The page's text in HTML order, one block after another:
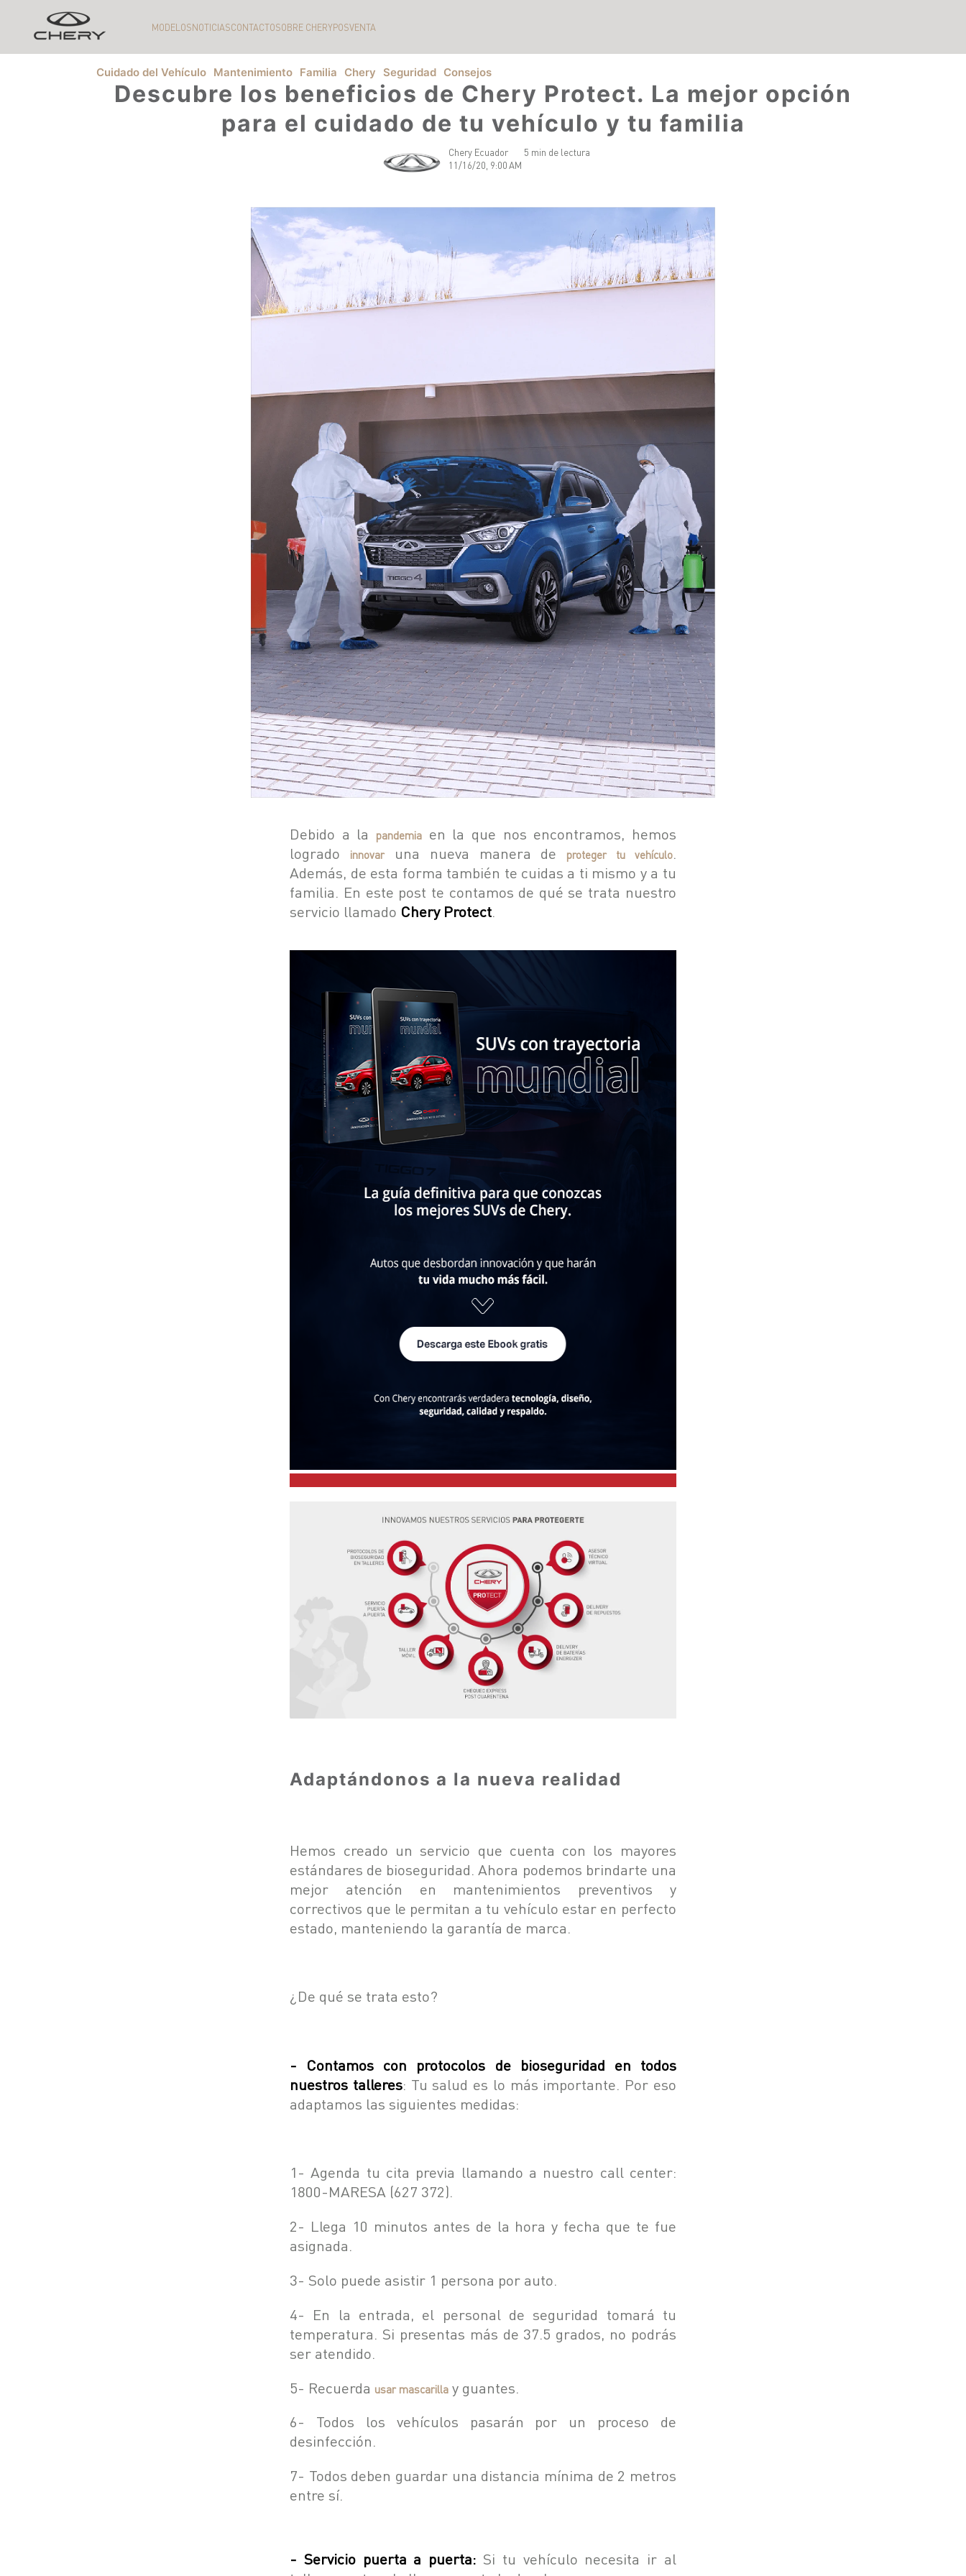
MODELOSNOTICIASCONTACTOSOBRE CHERYPOSVENTA
Cuidado del Vehículo Mantenimiento Familia Chery Seguridad Consejos
Descubre los beneficios de Chery Protect. La mejor opción
para el cuidado de tu vehículo y tu familia
Chery Ecuador
11/16/20, 9:00 AM
5 min de lectura
Debido a la pandemia en la que nos encontramos, hemos
logrado
innovaruna nueva manera de proteger tu vehículo.
Además, de esta forma también te cuidas a ti mismo y a tu
familia. En este post te contamos de qué se trata nuestro
servicio llamado Chery Protect.
Adaptándonos a la nueva realidad
Hemos creado un servicio que cuenta con los mayores
estándares de bioseguridad. Ahora podemos brindarte una
mejor atención en mantenimientos preventivos y
correctivos que le permitan a tu vehículo estar en perfecto
estado, manteniendo la garantía de marca.
¿De qué se trata esto?
- Contamos con protocolos de bioseguridad en todos
nuestros talleres: Tu salud es lo más importante. Por eso
adaptamos las siguientes medidas:
1- Agenda tu cita previa llamando a nuestro call center:
1800-MARESA (627 372).
2- Llega 10 minutos antes de la hora y fecha que te fue
asignada.
3- Solo puede asistir 1 persona por auto.
4- En la entrada, el personal de seguridad tomará tu
temperatura. Si presentas más de 37.5 grados, no podrás
ser atendido.
5- Recuerda usar mascarilla y guantes.
6- Todos los vehículos pasarán por un proceso de
desinfección.
7- Todos deben guardar una distancia mínima de 2 metros
entre sí.
- Servicio puerta a puerta: Si tu vehículo necesita ir al